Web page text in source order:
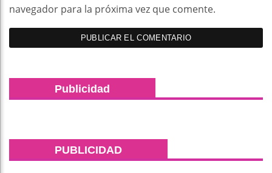
navegador para la próxima vez que comente.
Publicidad
PUBLICIDAD